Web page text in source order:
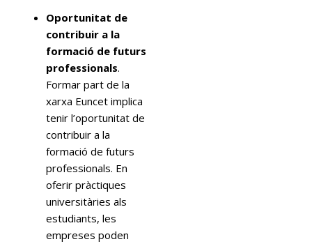
Oportunitat de
contribuir a la
formació de futurs
professionals.
Formar part de la
xarxa Euncet implica
tenir l’oportunitat de
contribuir a la
formació de futurs
professionals. En
oferir pràctiques
universitàries als
estudiants, les
empreses poden